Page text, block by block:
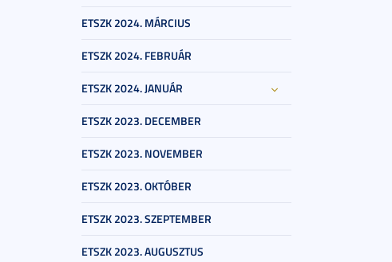
ETSZK 2024. MÁRCIUS
ETSZK 2024. FEBRUÁR
ETSZK 2024. JANUÁR
ETSZK 2023. DECEMBER
ETSZK 2023. NOVEMBER
ETSZK 2023. OKTÓBER
ETSZK 2023. SZEPTEMBER
ETSZK 2023. AUGUSZTUS